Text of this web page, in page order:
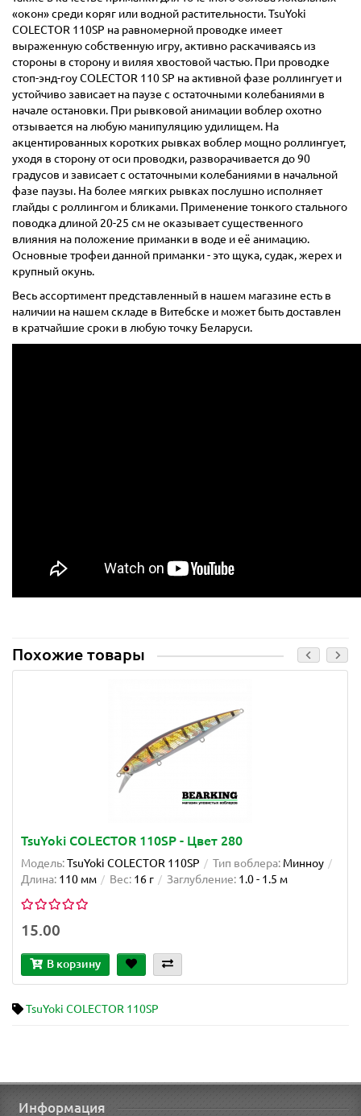
«окон» среди коряг или водной растительности. TsuYoki
COLECTOR 110SP на равномерной проводке имеет
выраженную собственную игру, активно раскачиваясь из
стороны в сторону и виляя хвостовой частью. При проводке
стоп-энд-гоу COLECTOR 110 SP на активной фазе роллингует и
устойчиво зависает на паузе с остаточными колебаниями в
начале остановки. При рывковой анимации воблер охотно
отзывается на любую манипуляцию удилищем. На
акцентированных коротких рывках воблер мощно роллингует,
уходя в сторону от оси проводки, разворачивается до 90
градусов и зависает с остаточными колебаниями в начальной
фазе паузы. На более мягких рывках послушно исполняет
глайды с роллингом и бликами. Применение тонкого стального
поводка длиной 20-25 см не оказывает существенного
влияния на положение приманки в воде и её анимацию.
Основные трофеи данной приманки - это щука, судак, жерех и
крупный окунь.
Весь ассортимент представленный в нашем магазине есть в
наличии на нашем складе в Витебске и может быть доставлен
в кратчайшие сроки в любую точку Беларуси.
Похожие товары
TsuYoki COLECTOR 110SP - Цвет 280
Модель:TsuYoki COLECTOR 110SP Тип воблера: Минноу
Длина: 110 мм Вес: 16 г Заглубление: 1.0 - 1.5 м
15.00
В корзину
TsuYoki COLECTOR 110SP
Информация